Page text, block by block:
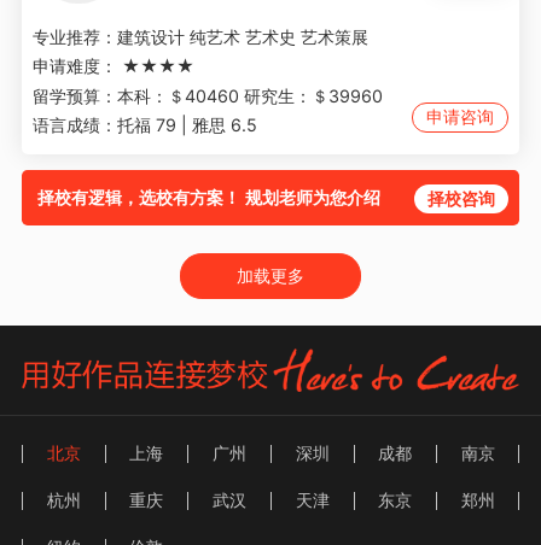
专业推荐： 建筑设计 纯艺术 艺术史 艺术策展
申请难度：
★★★★
留学预算： 本科：＄40460 研究生：＄39960
语言成绩： 托福 79 | 雅思 6.5 申请咨询
择校有逻辑，选校有方案！ 规划老师为您介绍 择校咨询
加载更多
北京 上海 广州 深圳 成都 南京
杭州 重庆 武汉 天津 东京 郑州